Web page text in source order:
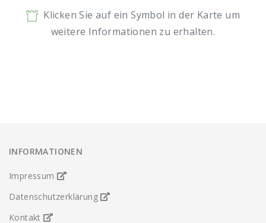
Klicken Sie auf ein Symbol in der Karte um
weitere Informationen zu erhalten.
INFORMATIONEN
Impressum
Datenschutzerklärung
Kontakt